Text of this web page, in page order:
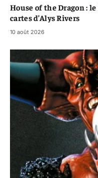
House of the Dragon :
cartes d’Alys Rivers
10 août 2026